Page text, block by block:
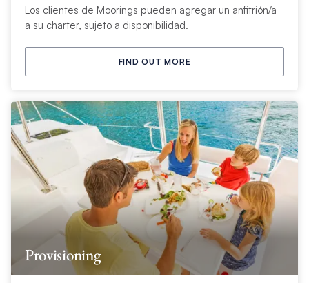
Los clientes de Moorings pueden agregar un anfitrión/a
a su charter, sujeto a disponibilidad.
FIND OUT MORE
Provisioning